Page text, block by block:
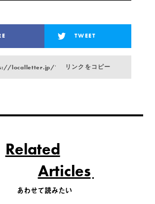
TWEET
localletter.jp/?p=786リンクをコピー
Related
Articles
あわせて読みたい